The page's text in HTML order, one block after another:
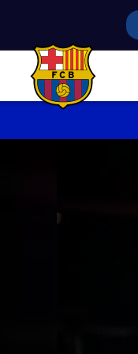
FC Barcelona club badge